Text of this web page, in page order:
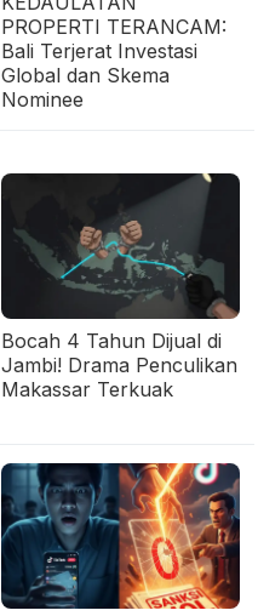
PROPERTI TERANCAM:
Bali Terjerat Investasi
Global dan Skema
Nominee
Bocah 4 Tahun Dijual di
Jambi! Drama Penculikan
Makassar Terkuak